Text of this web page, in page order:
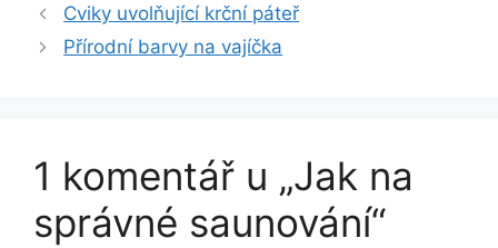
Cviky uvolňující krční páteř
Přírodní barvy na vajíčka
1 komentář u „Jak na
správné saunování“